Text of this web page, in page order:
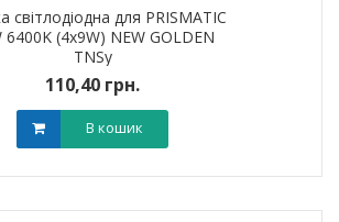
світлодіодна для PRISMATIC
6400K (4х9W) NEW GOLDEN
TNSy
110,40 грн.
В кошик